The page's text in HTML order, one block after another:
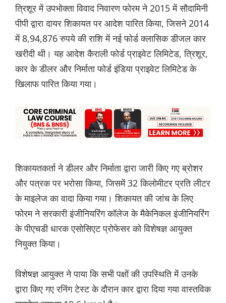
त्रिशूर में उपभोक्ता विवाद निवारण फोरम ने 2015 में सौदामिनी
पीपी द्वारा दायर शिकायत पर आदेश पारित किया, जिसने 2014
में 8,94,876 रुपये की राशि में नई फोर्ड क्लासिक डीजल कार
खरीदी थी। यह आदेश कैराली फोर्ड प्राइवेट लिमिटेड, त्रिशूर,
कार के डीलर और निर्माता फोर्ड इंडिया प्राइवेट लिमिटेड के
खिलाफ पारित किया गया।
शिकायतकर्ता ने डीलर और निर्माता द्वारा जारी किए गए ब्रोशर
और पत्रक पर भरोसा किया, जिसमें 32 किलोमीटर प्रति लीटर
के माइलेज का वादा किया गया। शिकायत की जांच के लिए
फोरम ने सरकारी इंजीनियरिंग कॉलेज के मैकेनिकल इंजीनियरिंग
के पीएचडी धारक एसोसिएट प्रोफेसर को विशेषज्ञ आयुक्त
नियुक्त किया।
विशेषज्ञ आयुक्त ने पाया कि सभी पक्षों की उपस्थिति में उनके
द्वारा किए गए रनिंग टेस्ट के दौरान कार द्वारा दिया गया वास्तविक